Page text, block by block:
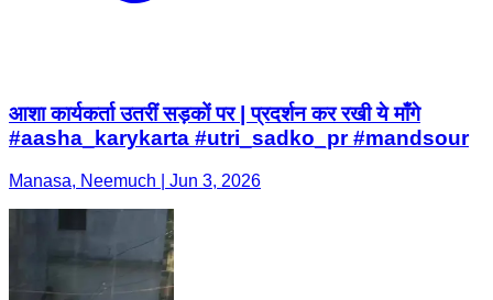
आशा कार्यकर्ता उतरीं सड़कों पर | प्रदर्शन कर रखी ये माँगे
#aasha_karykarta #utri_sadko_pr #mandsour
Manasa, Neemuch | Jun 3, 2026